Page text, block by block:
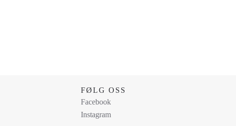
FØLG OSS
Facebook
Instagram